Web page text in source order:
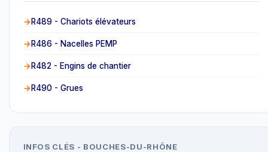
R489 - Chariots élévateurs
R486 - Nacelles PEMP
R482 - Engins de chantier
R490 - Grues
INFOS CLÉS - BOUCHES-DU-RHÔNE